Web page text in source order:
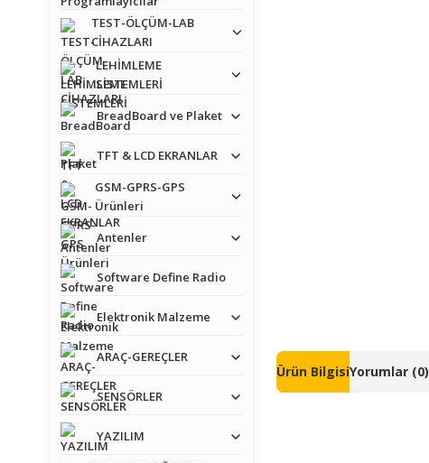
TEST-ÖLÇÜM-LAB
CİHAZLARI
LEHİMLEME
SİSTEMLERİ
BreadBoard ve Plaket
TFT & LCD EKRANLAR
GSM-GPRS-GPS
Ürünleri
Antenler
Software Define Radio
Elektronik Malzeme
ARAÇ-GEREÇLER
SENSÖRLER
YAZILIM
Ürün BilgisiYorumlar (0)